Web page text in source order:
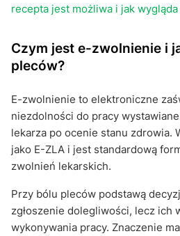
recepta jest możliwa i jak
Czym jest e-zwolnienie i
pleców?
E-zwolnienie to elektroniczne
niezdolności do pracy
lekarza po ocenie stanu zdrowia.
jako E-ZLA i jest standardową
zwolnień lekarskich.
Przy bólu pleców podstawą
zgłoszenie dolegliwości, lecz ich
wykonywania pracy. Znaczenie